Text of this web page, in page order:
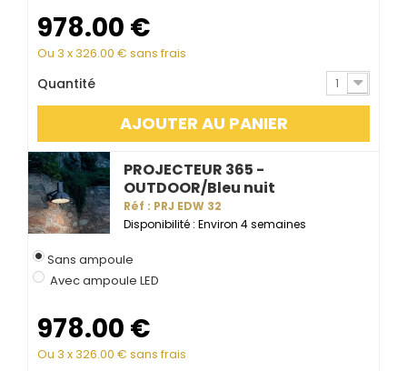
978.00 €
Ou 3 x 326.00 € sans frais
Quantité 1
AJOUTER AU PANIER
PROJECTEUR 365 -
OUTDOOR/Bleu nuit
Réf : PRJ EDW 32
Disponibilité : Environ 4 semaines
Sans ampoule
Avec ampoule LED
978.00 €
Ou 3 x 326.00 € sans frais